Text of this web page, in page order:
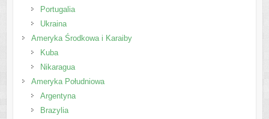
Portugalia
Ukraina
Ameryka Środkowa i Karaiby
Kuba
Nikaragua
Ameryka Południowa
Argentyna
Brazylia